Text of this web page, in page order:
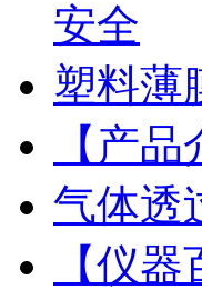
安全
塑料薄
【产
气体透
【仪